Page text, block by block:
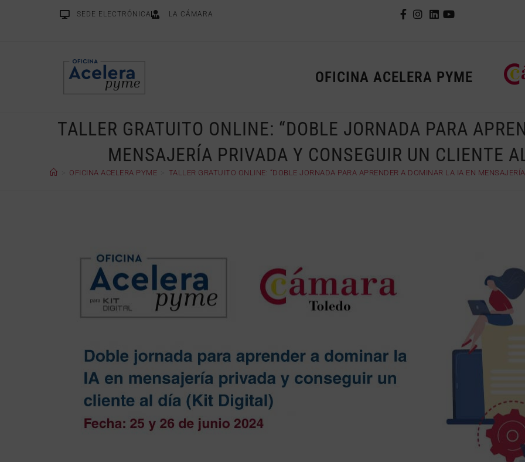
SEDE ELECTRÓNICA LA CÁMARA
OFICINA ACELERA PYME
TALLER GRATUITO ONLINE: “DOBLE JORNADA PARA
MENSAJERÍA PRIVADA Y CONSEGUIR UN CLIENTE
OFICINA ACELERA PYME TALLER GRATUITO ONLINE: “DOBLE JORNADA PARA APRENDER A DOMINAR LA IA EN